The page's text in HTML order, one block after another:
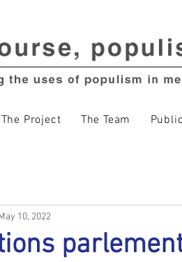
The Project The Team
10, 2022